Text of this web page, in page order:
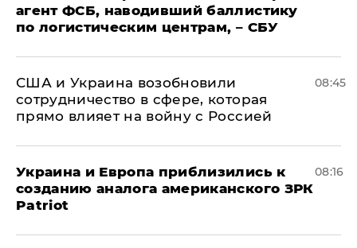
агент ФСБ, наводивший баллистику
по логистическим центрам, – СБУ
США и Украина возобновили
сотрудничество в сфере, которая
прямо влияет на войну с Россией
08:45
Украина и Европа приблизились к
созданию аналога американского ЗРК
Patriot
08:16